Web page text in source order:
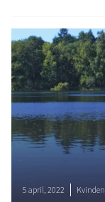
5 april, 2022